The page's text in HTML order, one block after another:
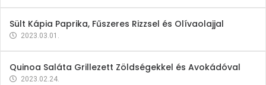
Sült Kápia Paprika, Fűszeres Rizzsel és Olívaolajjal
2023.03.01.
Quinoa Saláta Grillezett Zöldségekkel és Avokádóval
2023.02.24.